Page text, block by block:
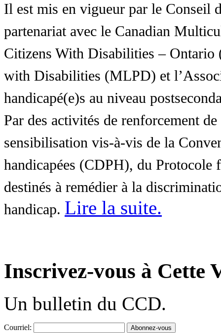
Il est mis en vigueur par le Conseil
partenariat avec le Canadian
Citizens With Disabilities – Ontario
with Disabilities (MLPD) et
handicapé(e)s au niveau
Par des activités de renforcement
sensibilisation vis-à-vis de la
handicapées (CDPH), du Protocole
destinés à remédier à la
handicap. Lire la suite.
Inscrivez-vous à Cette
Un bulletin du CCD.
Courriel: